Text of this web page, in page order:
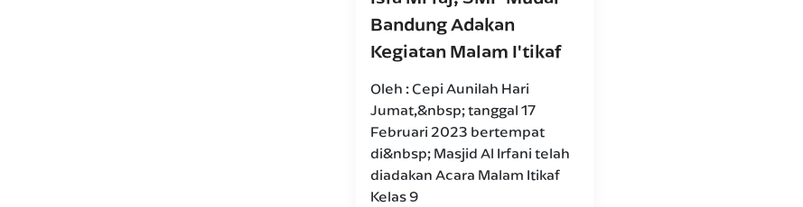
Bandung Adakan
Kegiatan Malam I'tikaf
Oleh : Cepi Aunilah Hari
Jumat,&nbsp; tanggal 17
Februari 2023 bertempat
di&nbsp; Masjid Al Irfani telah
diadakan Acara Malam Itikaf
Kelas 9